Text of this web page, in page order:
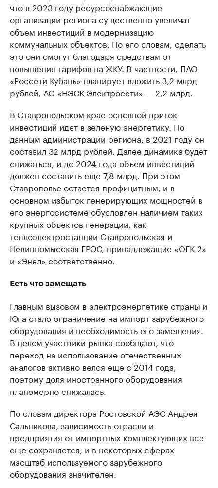
что в 2023 году ресурсоснабжающие
организации региона существенно увеличат
объем инвестиций в модернизацию
коммунальных объектов. По его словам, сделать
это они смогут благодаря средствам от
повышения тарифов на ЖКУ. В частности, ПАО
«Россети Кубань» планирует вложить 3,2 млрд
рублей, АО «НЭСК-Электросети» — 2,2 млрд.
В Ставропольском крае основной приток
инвестиций идет в зеленую энергетику. По
данным администрации региона, в 2021 году он
составил 32 млрд рублей. Далее динамика будет
снижаться, и до 2024 года объем инвестиций
должен составить еще 7,8 млрд. При этом
Ставрополье остается профицитным, и в
основном избыток генерирующих мощностей в
его энергосистеме обусловлен наличием таких
крупных объектов генерации, как
теплоэлектростанции Ставропольская и
Невинномысская ГРЭС, принадлежащие «ОГК-2»
и «Энел» соответственно.
Есть что замещать
Главным вызовом в электроэнергетике страны и
Юга стало ограничение на импорт зарубежного
оборудования и необходимость его замещения.
В целом участники рынка сообщают, что
переход на использование отечественных
аналогов активно велся еще с 2014 года,
поэтому доля иностранного оборудования
планомерно снижалась.
По словам директора Ростовской АЭС Андрея
Сальникова, зависимость отрасли и
предприятия от импортных комплектующих все
еще сохраняется, и в некоторых сферах
масштаб используемого зарубежного
оборудования значителен.